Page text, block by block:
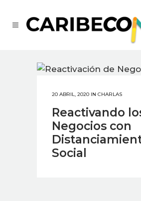
20 ABRIL, 2020 IN CHARLAS
Reactivando
Negocios con
Social